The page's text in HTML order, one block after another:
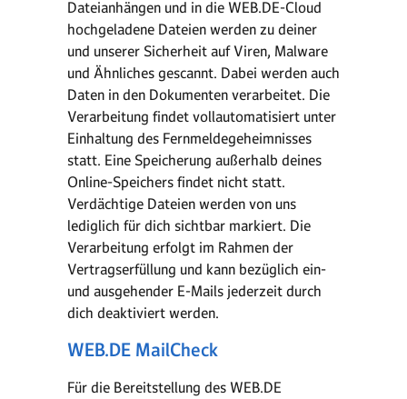
Dateianhängen und in die WEB.DE-Cloud
hochgeladene Dateien werden zu deiner
und unserer Sicherheit auf Viren, Malware
und Ähnliches gescannt. Dabei werden auch
Daten in den Dokumenten verarbeitet. Die
Verarbeitung findet vollautomatisiert unter
Einhaltung des Fernmeldegeheimnisses
statt. Eine Speicherung außerhalb deines
Online-Speichers findet nicht statt.
Verdächtige Dateien werden von uns
lediglich für dich sichtbar markiert. Die
Verarbeitung erfolgt im Rahmen der
Vertragserfüllung und kann bezüglich ein-
und ausgehender E-Mails jederzeit durch
dich deaktiviert werden.
WEB.DE MailCheck
Für die Bereitstellung des WEB.DE